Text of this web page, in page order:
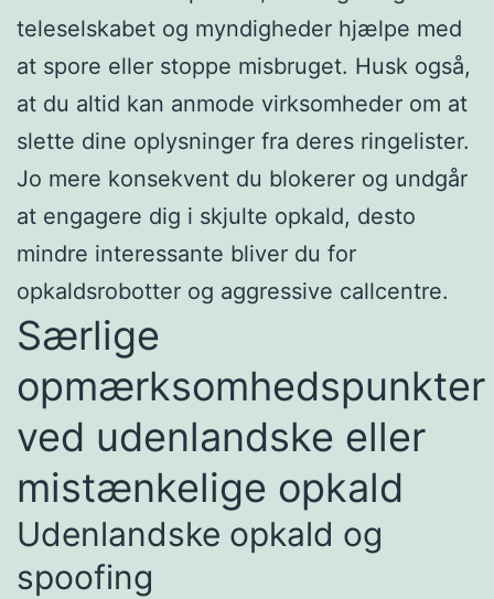
teleselskabet og myndigheder hjælpe med
at spore eller stoppe misbruget. Husk også,
at du altid kan anmode virksomheder om at
slette dine oplysninger fra deres ringelister.
Jo mere konsekvent du blokerer og undgår
at engagere dig i skjulte opkald, desto
mindre interessante bliver du for
opkaldsrobotter og aggressive callcentre.
Særlige
opmærksomhedspunkter
ved udenlandske eller
mistænkelige opkald
Udenlandske opkald og
spoofing